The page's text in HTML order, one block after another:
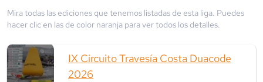
Mira todas las ediciones que tenemos listadas de esta liga. Puedes
hacer clic en las de color naranja para ver todos los detalles.
IX Circuito Travesía Costa Duacode
2026